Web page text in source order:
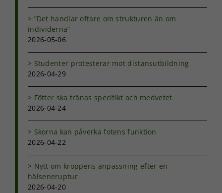
”Det handlar oftare om strukturen än om
individerna”
2026-05-06
Studenter protesterar mot distansutbildning
2026-04-29
Fötter ska tränas specifikt och medvetet
2026-04-24
Skorna kan påverka fotens funktion
2026-04-22
Nytt om kroppens anpassning efter en
hälseneruptur
2026-04-20
att hemsidan
kunna
hemsidans
funktionalitet
hur